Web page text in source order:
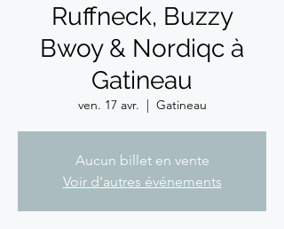
Ruffneck, Buzzy
Bwoy & Nordiqc à
Gatineau
ven. 17 avr.
  |
Gatineau
Aucun billet en vente
Voir d'autres événements